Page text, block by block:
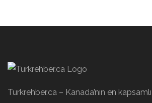
Turkrehber.ca – Kanada’nın en